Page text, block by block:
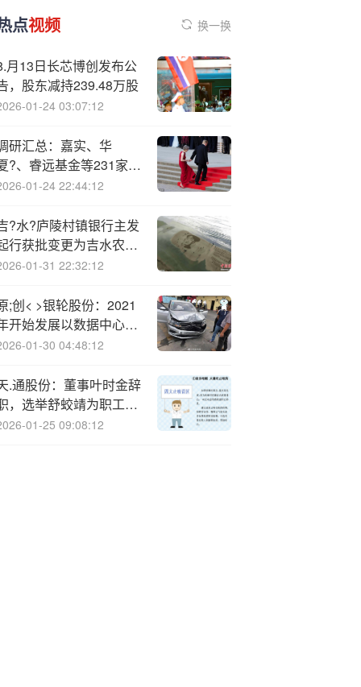
点视频 换一换
月13日长芯博创发布公
，股东减持239.48万股
01-24 03:07:12
研汇总：嘉实、华
?、睿远基金等231家明
机构调研水晶光电！
01-24 22:44:12
?水?庐陵村镇银行主发
行获批变更为吉水农村
业银行
01-31 22:32:12
;创< >银轮股份：2021
开始发展以数据中心和
务器等领域的热管理业
01-30 04:48:12
.通股份：董事叶时金辞
，选举舒蛟靖为职工董
01-25 09:08:12